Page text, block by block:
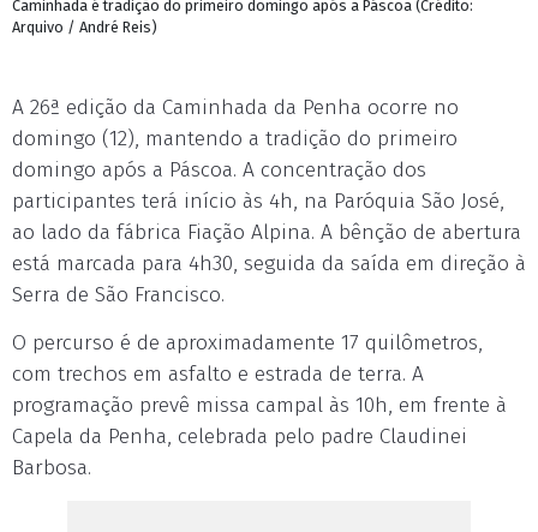
Caminhada é tradição do primeiro domingo após a Páscoa (Crédito:
Arquivo / André Reis)
A 26ª edição da Caminhada da Penha ocorre no
domingo (12), mantendo a tradição do primeiro
domingo após a Páscoa. A concentração dos
participantes terá início às 4h, na Paróquia São José,
ao lado da fábrica Fiação Alpina. A bênção de abertura
está marcada para 4h30, seguida da saída em direção à
Serra de São Francisco.
O percurso é de aproximadamente 17 quilômetros,
com trechos em asfalto e estrada de terra. A
programação prevê missa campal às 10h, em frente à
Capela da Penha, celebrada pelo padre Claudinei
Barbosa.